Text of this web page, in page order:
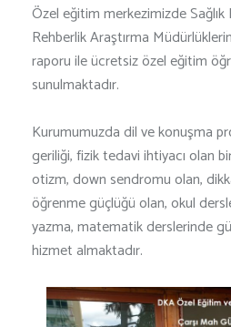
Özel eğitim merkezimizde Sağlık
Rehberlik Araştırma
raporu ile ücretsiz özel eğitim
sunulmaktadır.
Kurumumuzda dil ve konuşma
geriliği, fizik tedavi ihtiyacı olan
otizm, down sendromu olan,
öğrenme güçlüğü olan, okul
yazma, matematik derslerinde
hizmet almaktadır.